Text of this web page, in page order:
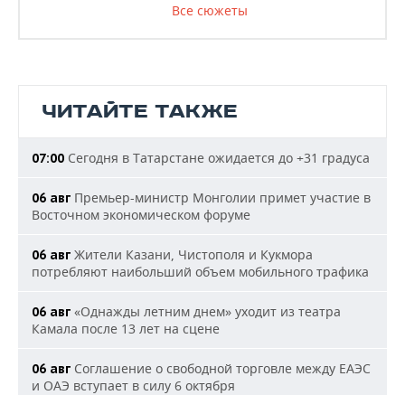
Все сюжеты
ЧИТАЙТЕ ТАКЖЕ
07:00 Сегодня в Татарстане ожидается до +31 градуса
06 авг Премьер-министр Монголии примет участие в
Восточном экономическом форуме
06 авг Жители Казани, Чистополя и Кукмора
потребляют наибольший объем мобильного трафика
06 авг «Однажды летним днем» уходит из театра
Камала после 13 лет на сцене
06 авг Соглашение о свободной торговле между ЕАЭС
и ОАЭ вступает в силу 6 октября